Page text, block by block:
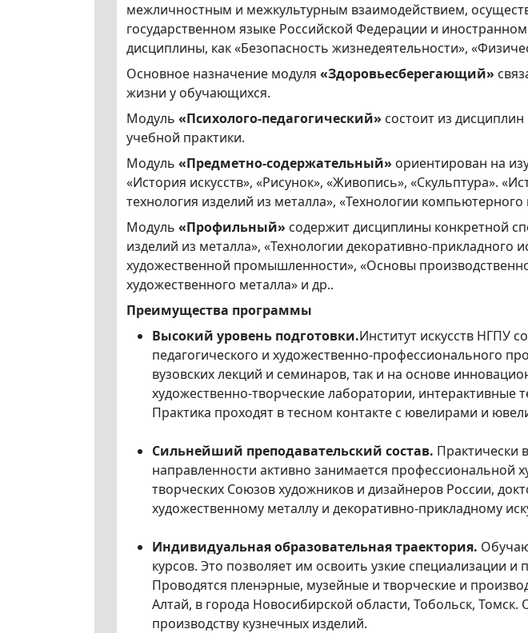
межличностным и межкультурным взаимодействием,
государственном языке Российской Федерации и
дисциплины, как «Безопасность жизнедеятельности»,
Основное назначение модуля «Здоровьесберегающий»
жизни у обучающихся.
Модуль «Психолого-педагогический» состоит из
учебной практики.
Модуль «Предметно-содержательный» ориентирован на
«История искусств», «Рисунок», «Живопись», «Скульптура».
технология изделий из металла», «Технологии
Модуль «Профильный» содержит дисциплины конкретной
изделий из металла», «Технологии декоративно-
художественной промышленности», «Основы
художественного металла» и др..
Преимущества программы
Высокий уровень подготовки.Институт искусств НГПУ
педагогического и художественно-профессионального
вузовских лекций и семинаров, так и на основе
художественно-творческие лаборатории, интерактивные
Практика проходят в тесном контакте с ювелирами и
Сильнейший преподавательский состав. Практически
направленности активно занимается профессиональной
творческих Союзов художников и дизайнеров России,
художественному металлу и декоративно-прикладному
Индивидуальная образовательная траектория.
курсов. Это позволяет им освоить узкие специализации
Проводятся пленэрные, музейные и творческие и
Алтай, в города Новосибирской области, Тобольск,
производству кузнечных изделий.